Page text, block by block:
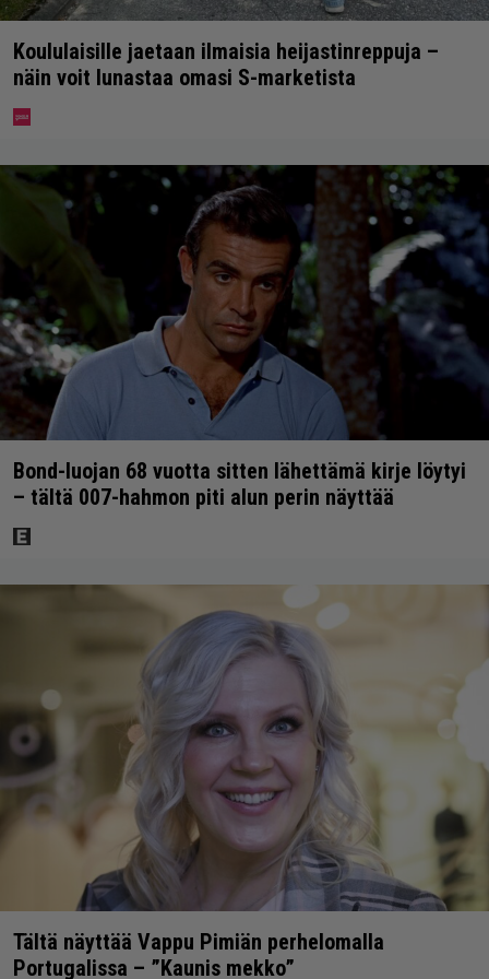
Koululaisille jaetaan ilmaisia heijastinreppuja –
näin voit lunastaa omasi S-marketista
Bond-luojan 68 vuotta sitten lähettämä kirje löytyi
– tältä 007-hahmon piti alun perin näyttää
Tältä näyttää Vappu Pimiän perhelomalla
Portugalissa – ”Kaunis mekko”